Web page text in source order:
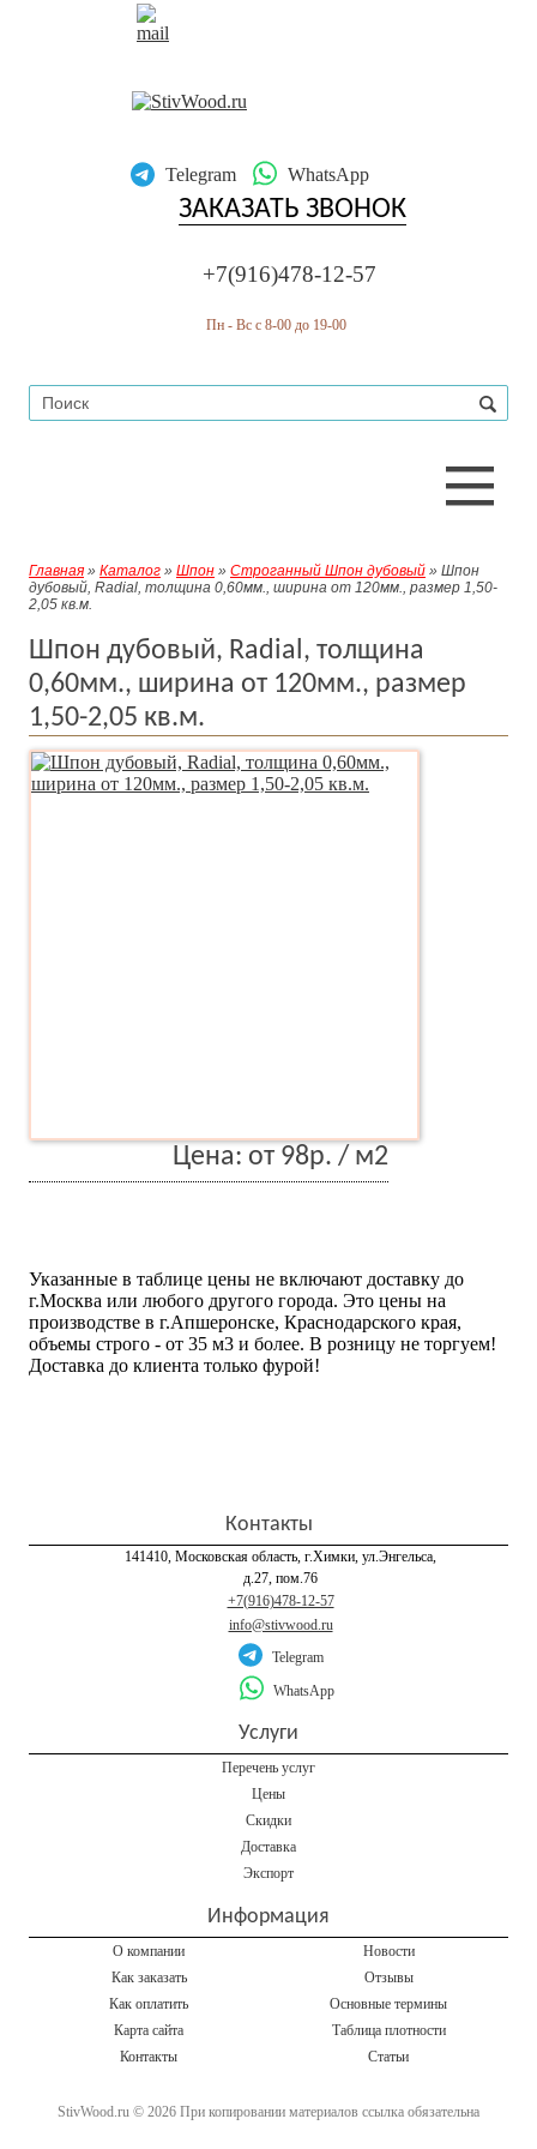
+7(916)478-12-57
Пн - Вс с 8-00 до 19-00
Telegram WhatsApp
ЗАКАЗАТЬ ЗВОНОК
Главная » Каталог » Шпон » Строганный Шпон дубовый » Шпон
дубовый, Radial, толщина 0,60мм., ширина от 120мм., размер 1,50-
2,05 кв.м.
Шпон дубовый, Radial, толщина
0,60мм., ширина от 120мм., размер
1,50-2,05 кв.м.
Цена: от 98р. / м2
Указанные в таблице цены не включают доставку до
г.Москва или любого другого города. Это цены на
производстве в г.Апшеронске, Краснодарского края,
объемы строго - от 35 м3 и более. В розницу не торгуем!
Доставка до клиента только фурой!
Контакты
141410, Московская область, г.Химки, ул.Энгельса,
д.27, пом.76
+7(916)478-12-57
info@stivwood.ru
Telegram
WhatsApp
Информация
О компании
Как заказать
Как оплатить
Карта сайта
Контакты
Новости
Отзывы
Основные термины
Таблица плотности
Статьи
Услуги
Перечень услуг
Цены
Скидки
Доставка
Экспорт
StivWood.ru © 2026 При копировании материалов ссылка обязательна